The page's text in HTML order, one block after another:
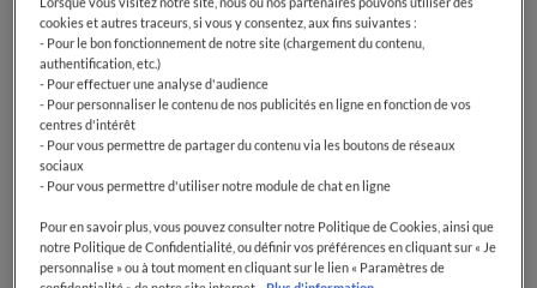
au service du goût, dans le but de valoriser les
produits locaux et de minimiser les déchets. La
présence de légumes est très importante, dont
beaucoup proviennent de leur propre potager dont les
deux chefs s'occupent personnellement, maintenant
aidés par un collaborateur. "Le jardin est situé à
Albano Laziale, à 5 minutes du restaurant", explique
Sara.
Les jeunes chefs de Sintesi ont été les protagonistes
cookies et autres traceurs, si vous y consentez, aux fins suivantes :
- Pour le bon fonctionnement de notre site (chargement du contenu,
authentification, etc.)
- Pour effectuer une analyse d'audience
- Pour personnaliser le contenu de nos publicités en ligne en fonction de vos
centres d'intérêt
- Pour vous permettre de partager du contenu via les boutons de réseaux
sociaux
- Pour vous permettre d'utiliser notre module de chat en ligne
Pour en savoir plus, vous pouvez consulter notre Politique de Cookies, ainsi que
notre Politique de Confidentialité, ou définir vos préférences en cliquant sur « Je
personnalise » ou à tout moment en cliquant sur le lien « Paramètres de